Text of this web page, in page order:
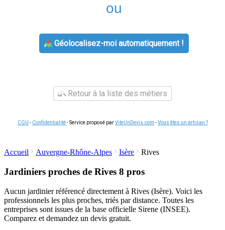
ou
Géolocalisez-moi automatiquement !
Retour à la liste des métiers
CGU - Confidentialité- Service proposé parViteUnDevis.com -Vous êtes un artisan ?
Accueil Auvergne-Rhône-Alpes Isère Rives
Jardiniers proches de Rives 8 pros
Aucun jardinier référencé directement à Rives (Isère). Voici les
professionnels les plus proches, triés par distance. Toutes les
entreprises sont issues de la base officielle Sirene (INSEE).
Comparez et demandez un devis gratuit.